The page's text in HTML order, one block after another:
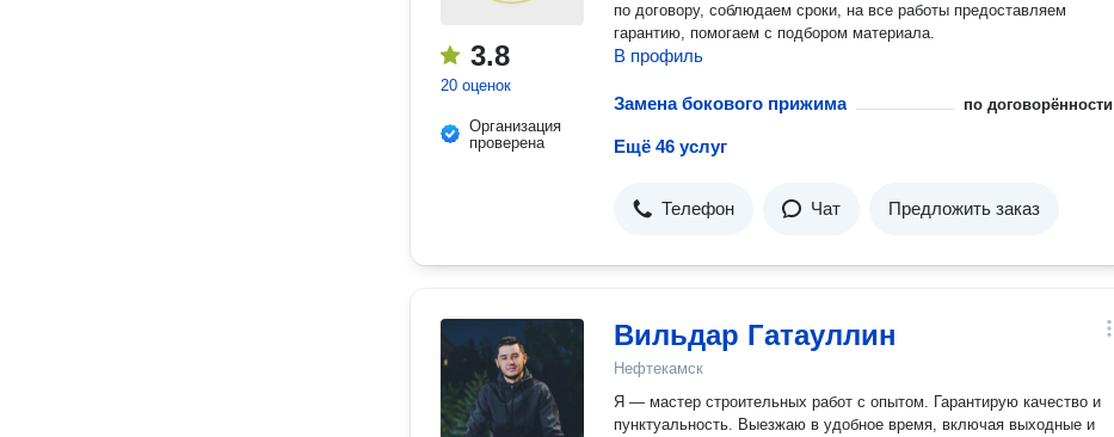
3.8
20 оценок
Организация
проверена
по договору, соблюдаем сроки, на все работы предоставляем
гарантию, помогаем с подбором материала.
В профиль
Замена бокового прижима по договорённости
Ещё 46 услуг
Телефон Чат Предложить заказ
Вильдар Гатауллин
Нефтекамск
Я — мастер строительных работ с опытом. Гарантирую качество и
пунктуальность. Выезжаю в удобное время, включая выходные и